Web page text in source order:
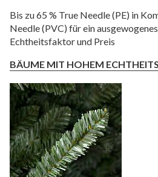
Bis zu 65 % True Needle (PE) in
Needle (PVC) für ein
Echtheitsfaktor und Preis
BÄUME MIT HOHEM